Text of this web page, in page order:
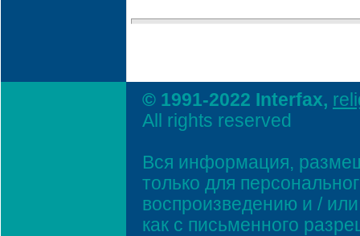
© 1991-2022 Interfax,
All rights reserved
Вся информация,
только для
воспроизведению и /
как с письменного